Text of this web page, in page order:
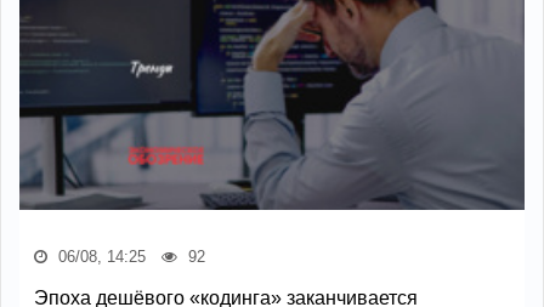
06/08, 14:25 92
Эпоха дешёвого «кодинга» заканчивается